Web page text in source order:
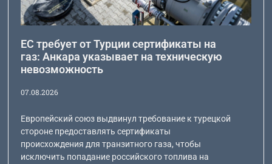
ЕС требует от Турции сертификаты на
газ: Анкара указывает на техническую
невозможность
07.08.2026
Европейский союз выдвинул требование к турецкой
стороне предоставлять сертификаты
происхождения для транзитного газа, чтобы
исключить попадание российского топлива на